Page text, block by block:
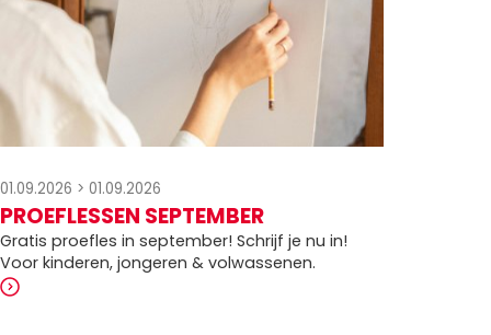
01.09.2026 > 01.09.2026
PROEFLESSEN SEPTEMBER
Gratis proefles in september! Schrijf je nu in!
Voor kinderen, jongeren & volwassenen.